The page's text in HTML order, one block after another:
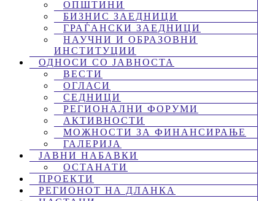
ОПШТИНИ
БИЗНИС ЗАЕДНИЦИ
ГРАЃАНСКИ ЗАЕДНИЦИ
НАУЧНИ И ОБРАЗОВНИ
ИНСТИТУЦИИ
ОДНОСИ СО ЈАВНОСТА
ВЕСТИ
ОГЛАСИ
СЕДНИЦИ
РЕГИОНАЛНИ ФОРУМИ
АКТИВНОСТИ
МОЖНОСТИ ЗА ФИНАНСИРАЊЕ
ГАЛЕРИЈА
ЈАВНИ НАБАВКИ
ОСТАНАТИ
ПРОЕКТИ
РЕГИОНОТ НА ДЛАНКА